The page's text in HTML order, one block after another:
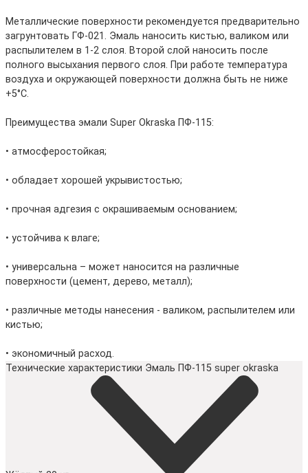
Металлические поверхности рекомендуется предварительно
загрунтовать ГФ-021. Эмаль наносить кистью, валиком или
распылителем в 1-2 слоя. Второй слой наносить после
полного высыхания первого слоя. При работе температура
воздуха и окружающей поверхности должна быть не ниже
+5°С.
Преимущества эмали Super Okraska ПФ-115:
• атмосферостойкая;
• обладает хорошей укрывистостью;
• прочная адгезия с окрашиваемым основанием;
• устойчива к влаге;
• универсальна – может наносится на различные
поверхности (цемент, дерево, металл);
• различные методы нанесения - валиком, распылителем или
кистью;
• экономичный расход.
Технические характеристики Эмаль ПФ-115 super okraska